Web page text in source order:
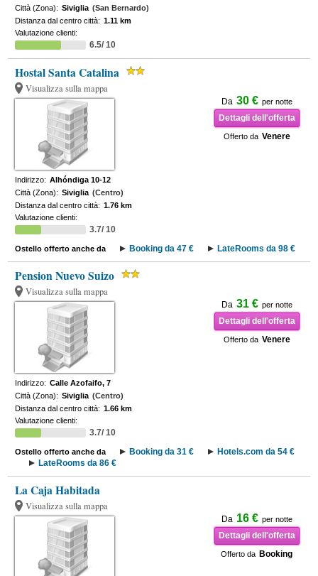
Città (Zona): Siviglia (San Bernardo)
Distanza dal centro città: 1.11 km
Valutazione clienti:
6.5/ 10
Hostal Santa Catalina
Visualizza sulla mappa
Da 30 € per notte
Dettagli dell'offerta
Offerto da Venere
Indirizzo: Alhóndiga 10-12
Città (Zona): Siviglia (Centro)
Distanza dal centro città: 1.76 km
Valutazione clienti:
3.7/ 10
Ostello offerto anche da Booking da 47 € LateRooms da 98 €
Pension Nuevo Suizo
Visualizza sulla mappa
Da 31 € per notte
Dettagli dell'offerta
Offerto da Venere
Indirizzo: Calle Azofaifo, 7
Città (Zona): Siviglia (Centro)
Distanza dal centro città: 1.66 km
Valutazione clienti:
3.7/ 10
Ostello offerto anche da Booking da 31 €
Hotels.com da 54 €
LateRooms da 86 €
La Caja Habitada
Visualizza sulla mappa
Da 16 € per notte
Dettagli dell'offerta
Offerto da Booking